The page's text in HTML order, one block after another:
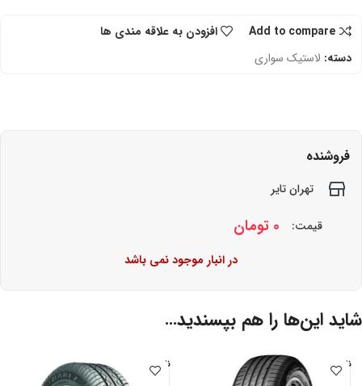
Add to compare
افزودن به علاقه مندی ها
دسته: لاستیک سواری
فروشنده
تهران تایر
قیمت: 0 تومان
در انبار موجود نمی باشد
شاید این‌ها را هم بپسندید…
ناموجو
د
ناموجو
د